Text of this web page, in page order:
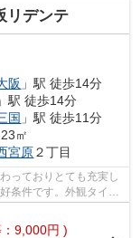
リデンテ
阪 」駅 徒歩14分
」駅 徒歩14分
国 」駅 徒歩11分
㎡
宮原２丁目
っておりとても充実し
条件です。外観タイル
9,000円 )